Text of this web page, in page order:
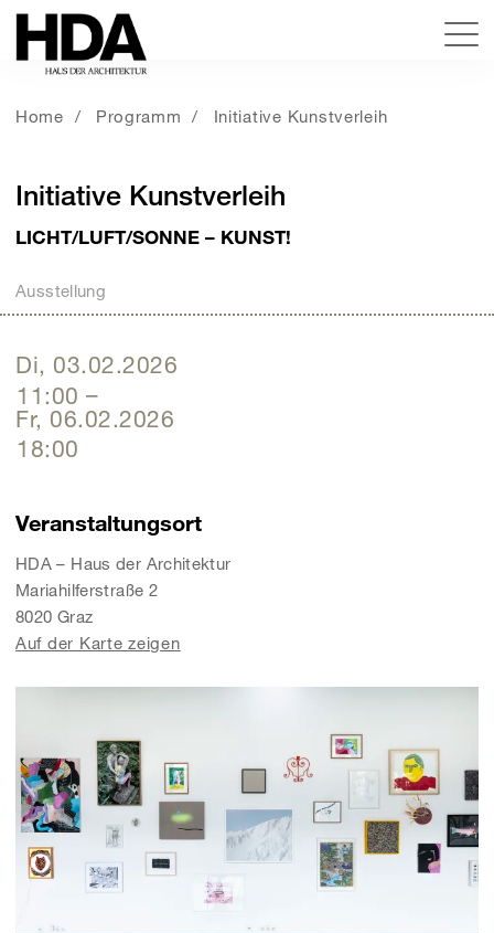
Home Programm Initiative Kunstverleih
Initiative Kunstverleih
LICHT/LUFT/SONNE – KUNST!
Ausstellung
Di, 03.02.2026
11:00 –
Fr, 06.02.2026
18:00
Veranstaltungsort
HDA – Haus der Architektur
Mariahilferstraße 2
8020 Graz
Auf der Karte zeigen